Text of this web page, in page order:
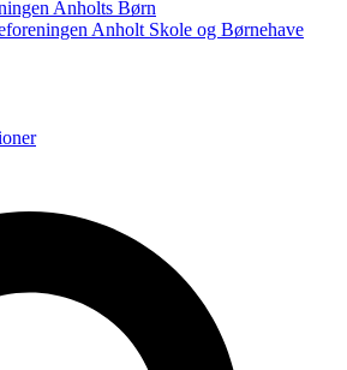
Anholts Børn
Anholt Skole og Børnehave